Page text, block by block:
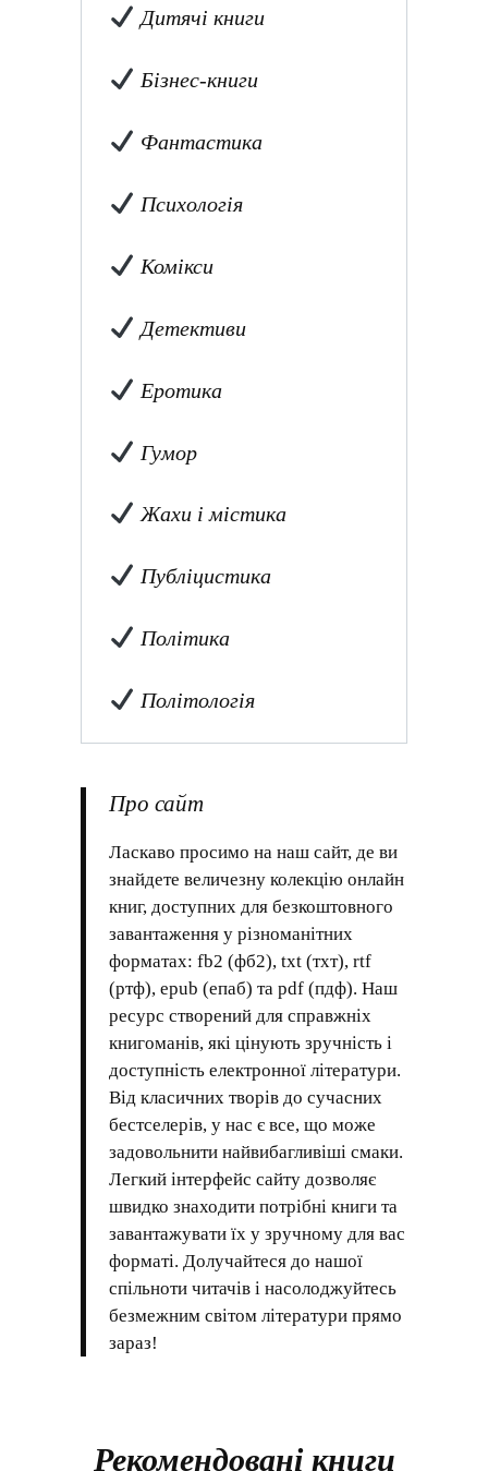
Дитячі книги
Бізнес-книги
Фантастика
Психологія
Комікси
Детективи
Еротика
Гумор
Жахи і містика
Публіцистика
Політика
Політологія
Про сайт
Ласкаво просимо на наш сайт, де ви
знайдете величезну колекцію онлайн
книг, доступних для безкоштовного
завантаження у різноманітних
форматах: fb2 (фб2), txt (тхт), rtf
(ртф), epub (епаб) та pdf (пдф). Наш
ресурс створений для справжніх
книгоманів, які цінують зручність і
доступність електронної літератури.
Від класичних творів до сучасних
бестселерів, у нас є все, що може
задовольнити найвибагливіші смаки.
Легкий інтерфейс сайту дозволяє
швидко знаходити потрібні книги та
завантажувати їх у зручному для вас
форматі. Долучайтеся до нашої
спільноти читачів і насолоджуйтесь
безмежним світом літератури прямо
зараз!
Рекомендовані книги